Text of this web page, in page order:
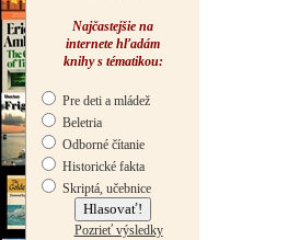
Najčastejšie na
internete hľadám
knihy s tématikou:
Pre deti a mládež
Beletria
Odborné čítanie
Historické fakta
Skriptá, učebnice
Pozrieť výsledky